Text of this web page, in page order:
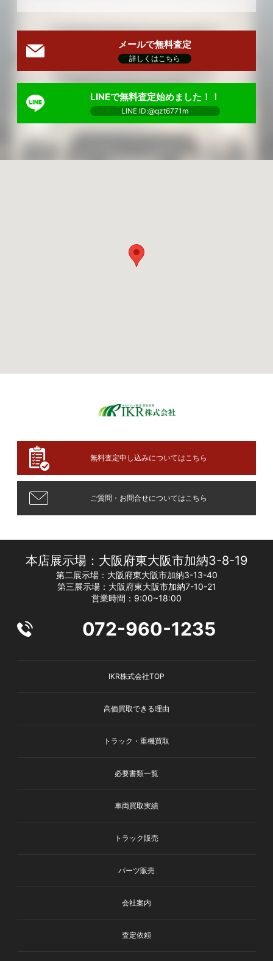
メールで無料査定
詳しくはこちら
LINEで無料査定始めました！！
LINE ID:@qzt6771m
無料査定申し込みについてはこちら
ご質問・お問合せについてはこちら
本店展示場：大阪府東大阪市加納3-8-19
第二展示場：大阪府東大阪市加納3-13-40
第三展示場：大阪府東大阪市加納7-10-21
営業時間：9:00~18:00
072-960-1235
IKR株式会社TOP
高価買取できる理由
トラック・重機買取
必要書類一覧
車両買取実績
トラック販売
パーツ販売
会社案内
査定依頼